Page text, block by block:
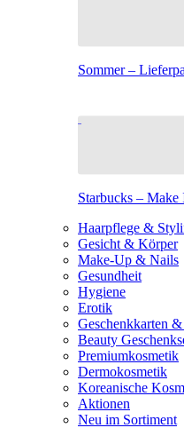
Sommer –
Starbucks – Make
Haarpflege &
Gesicht & Körper
Make-Up & Nails
Gesundheit
Hygiene
Erotik
Geschenkkarten
Beauty
Premiumkosmetik
Dermokosmetik
Koreanische
Aktionen
Neu im Sortiment